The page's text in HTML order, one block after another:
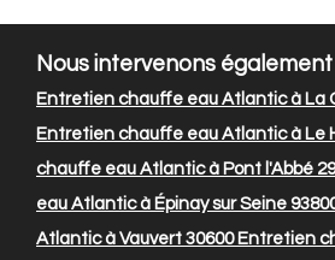
Nous intervenons également
Entretien chauffe eau Atlantic à La
Entretien chauffe eau Atlantic à Le
chauffe eau Atlantic à Pont l'Abbé
eau Atlantic à Épinay sur Seine
Atlantic à Vauvert 30600Entretien